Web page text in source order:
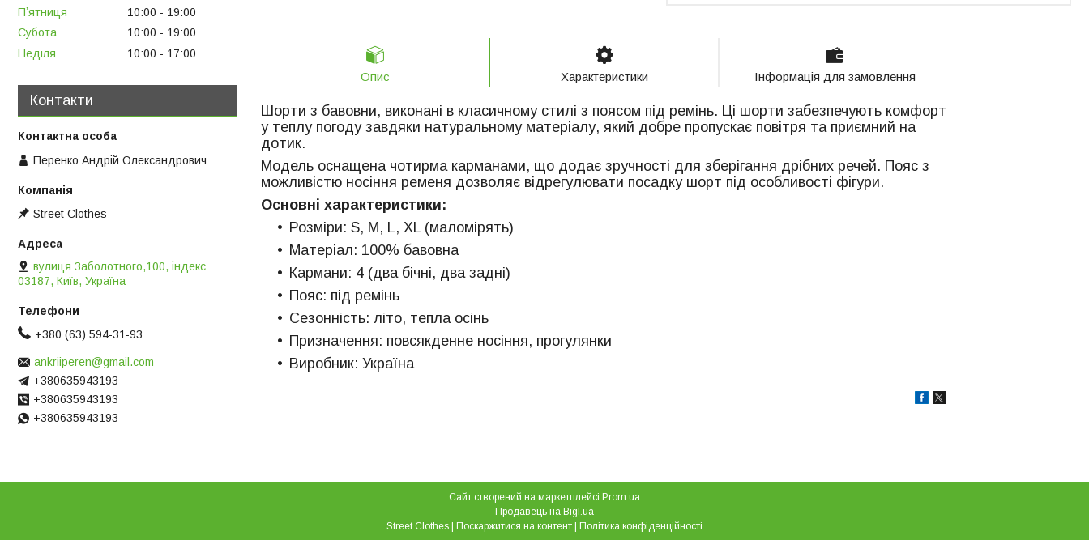
Опис Характеристики Інформація для замовлення
Шорти з бавовни, виконані в класичному стилі з поясом під ремінь. Ці шорти забезпечують комфорт
у теплу погоду завдяки натуральному матеріалу, який добре пропускає повітря та приємний на
дотик.
Модель оснащена чотирма карманами, що додає зручності для зберігання дрібних речей. Пояс з
можливістю носіння ременя дозволяє відрегулювати посадку шорт під особливості фігури.
Основні характеристики:
Розміри: S, M, L, XL (маломірять)
Матеріал: 100% бавовна
Кармани: 4 (два бічні, два задні)
Пояс: під ремінь
Сезонність: літо, тепла осінь
Призначення: повсякденне носіння, прогулянки
Виробник: Україна
Пʼятниця
10:00
19:00
Субота
10:00
19:00
Неділя
10:00 17:00
Контакти
Перенко Андрій Олександрович
Street Clothes
вулиця Заболотного,100, індекс
03187, Київ, Україна
+380 (63) 594-31-93
ankriiperen@gmail.com
+380635943193
+380635943193
+380635943193
Сайт створений на маркетплейсі Prom.ua
Продавець на Bigl.ua
Поскаржитися на контент Політика конфіденційності